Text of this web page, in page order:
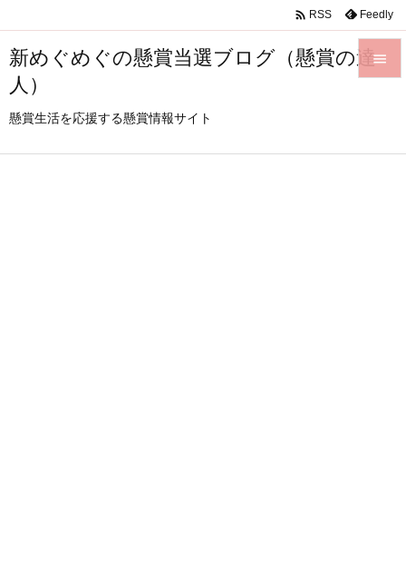
新めぐめぐの懸賞当選ブログ（懸賞の達
人）
懸賞生活を応援する懸賞情報サイト

 RSS Feedly